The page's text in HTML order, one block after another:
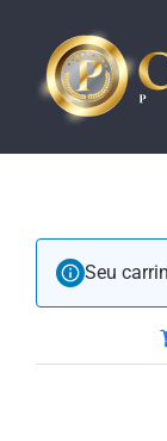
Seu